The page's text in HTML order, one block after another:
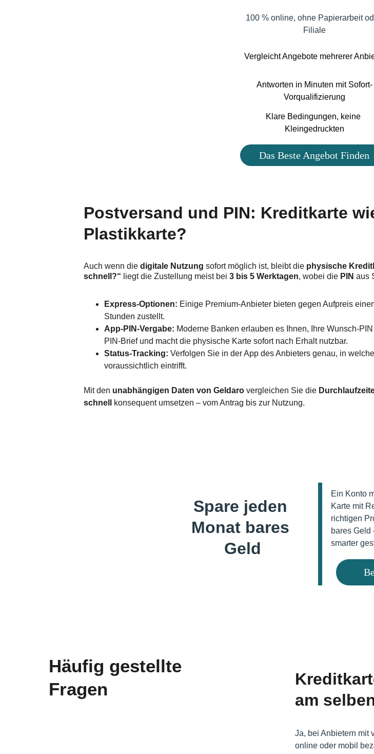
100 % online, ohne Papierarbeit
Filiale
Vergleicht Angebote mehrerer
Antworten in Minuten mit Sofort-
Vorqualifizierung
Klare Bedingungen, keine
Kleingedruckten
Das Beste Angebot Finden
Postversand und PIN: Kreditkarte
Plastikkarte?
Auch wenn die digitale Nutzung sofort möglich ist, bleibt die physische
schnell?“ liegt die Zustellung meist bei 3 bis 5 Werktagen, wobei die PIN aus
Express-Optionen: Einige Premium-Anbieter bieten gegen Aufpreis
Stunden zustellt.
App-PIN-Vergabe: Moderne Banken erlauben es Ihnen, Ihre Wunsch-
PIN-Brief und macht die physische Karte sofort nach Erhalt nutzbar.
Status-Tracking: Verfolgen Sie in der App des Anbieters genau, in
voraussichtlich eintrifft.
Mit den unabhängigen Daten von Geldaro vergleichen Sie die
schnell
konsequent umsetzen – vom Antrag bis zur Nutzung.
Spare jeden
Monat bares
Geld
Ein Konto
Karte mit
richtigen
bares Geld
smarter
Häufig gestellte
Fragen
am
Ja, bei Anbietern mit
online oder mobil